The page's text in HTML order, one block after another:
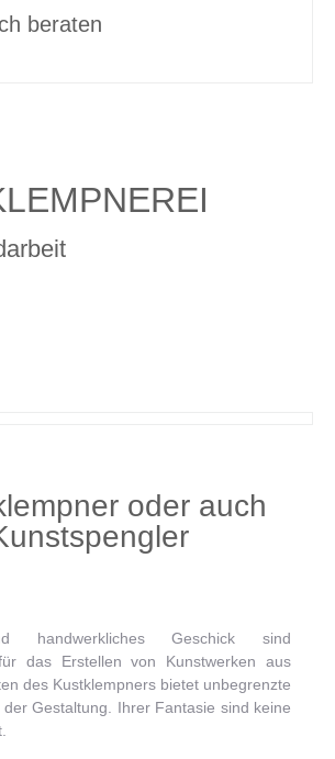
beraten
oder auch
handwerkliches Geschick sind
das Erstellen von Kunstwerken aus
des Kustklempners bietet unbegrenzte
Gestaltung. Ihrer Fantasie sind keine